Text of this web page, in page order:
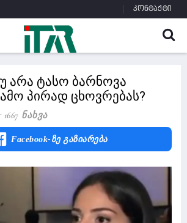
კონტაქტი
არა ტასო ბარნოვა
პირად ცხოვრებას?
1667 Ნახვა
Facebook-Ზე Გაზიარება